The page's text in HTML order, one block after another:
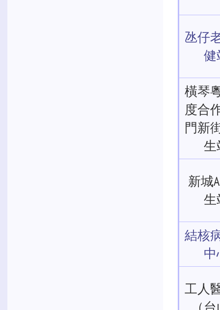
氹仔
健
橫琴
度合
門新
生
新城
生
結核
中
工人
（